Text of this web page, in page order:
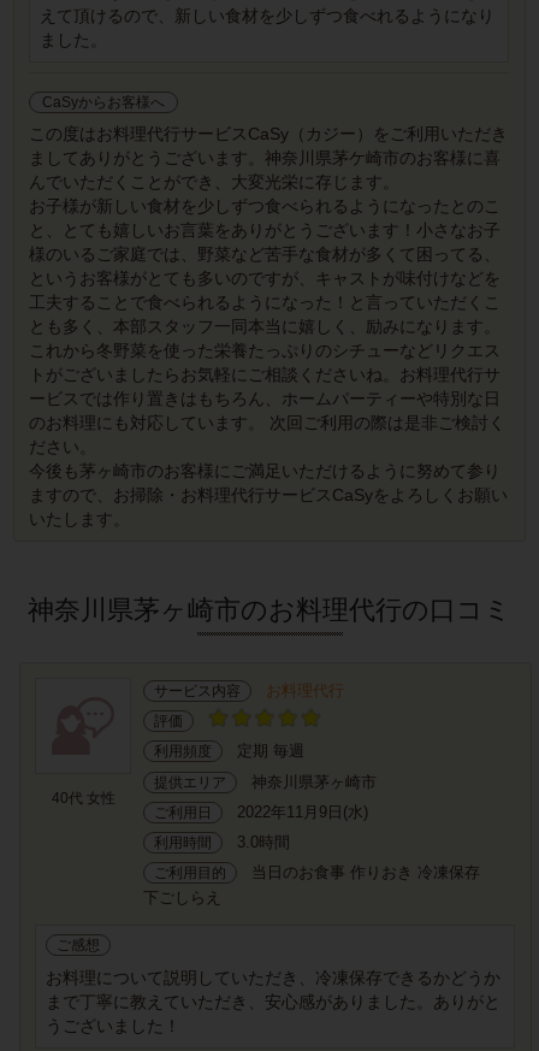
えて頂けるので、新しい食材を少しずつ食べれるようになり
ました。
CaSyからお客様へ
この度はお料理代行サービスCaSy（カジー）をご利用いただき
ましてありがとうございます。神奈川県茅ケ崎市のお客様に喜
んでいただくことができ、大変光栄に存じます。
お子様が新しい食材を少しずつ食べられるようになったとのこ
と、とても嬉しいお言葉をありがとうございます！小さなお子
様のいるご家庭では、野菜など苦手な食材が多くて困ってる、
というお客様がとても多いのですが、キャストが味付けなどを
工夫することで食べられるようになった！と言っていただくこ
とも多く、本部スタッフ一同本当に嬉しく、励みになります。
これから冬野菜を使った栄養たっぷりのシチューなどリクエス
トがございましたらお気軽にご相談くださいね。お料理代行サ
ービスでは作り置きはもちろん、ホームパーティーや特別な日
のお料理にも対応しています。 次回ご利用の際は是非ご検討く
ださい。
今後も茅ヶ崎市のお客様にご満足いただけるように努めて参り
ますので、お掃除・お料理代行サービスCaSyをよろしくお願い
いたします。
神奈川県茅ヶ崎市のお料理代行の口コミ
40代 女性
サービス内容 お料理代行
評価
利用頻度
定期 毎週
提供エリア 神奈川県茅ヶ崎市
ご利用日 2022年11月9日(水)
利用時間 3.0時間
ご利用目的
当日のお食事 作りおき 冷凍保存
下ごしらえ
ご感想
お料理について説明していただき、冷凍保存できるかどうか
まで丁寧に教えていただき、安心感がありました。ありがと
うございました！